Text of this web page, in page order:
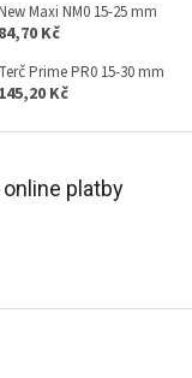
Maxi NM0 15-25 mm
84,70 Kč
Terč Prime PR0 15-30 mm
145,20 Kč
platby